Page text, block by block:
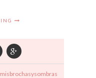
misbrochasysombras